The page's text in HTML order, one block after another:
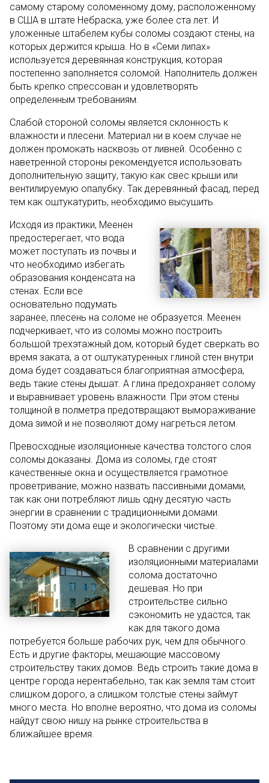
самому старому соломенному дому, расположенному
в США в штате Небраска, уже более ста лет. И
уложенные штабелем кубы соломы создают стены, на
которых держится крыша. Но в «Семи липах»
используется деревянная конструкция, которая
постепенно заполняется соломой. Наполнитель должен
быть крепко спрессован и удовлетворять
определенным требованиям.
Слабой стороной соломы является склонность к
влажности и плесени. Материал ни в коем случае не
должен промокать насквозь от ливней. Особенно с
наветренной стороны рекомендуется использовать
дополнительную защиту, такую как свес крыши или
вентилируемую опалубку. Так деревянный фасад, перед
тем как оштукатурить, необходимо высушить.
Исходя из практики, Меенен
предостерегает, что вода
может поступать из почвы и
что необходимо избегать
образования конденсата на
стенах. Если все
основательно подумать
заранее, плесень на соломе не образуется. Меенен
подчеркивает, что из соломы можно построить
большой трехэтажный дом, который будет сверкать во
время заката, а от оштукатуренных глиной стен внутри
дома будет создаваться благоприятная атмосфера,
ведь такие стены дышат. А глина предохраняет солому
и выравнивает уровень влажности. При этом стены
толщиной в полметра предотвращают вымораживание
дома зимой и не позволяют дому нагреться летом.
Превосходные изоляционные качества толстого слоя
соломы доказаны. Дома из соломы, где стоят
качественные окна и осуществляется грамотное
проветривание, можно назвать пассивными домами,
так как они потребляют лишь одну десятую часть
энергии в сравнении с традиционными домами.
Поэтому эти дома еще и экологически чистые.
В сравнении с другими
изоляционными материалами
солома достаточно
дешевая. Но при
строительстве сильно
сэкономить не удастся, так
как для такого дома
потребуется больше рабочих рук, чем для обычного.
Есть и другие факторы, мешающие массовому
строительству таких домов. Ведь строить такие дома в
центре города нерентабельно, так как земля там стоит
слишком дорого, а слишком толстые стены займут
много места. Но вполне вероятно, что дома из соломы
найдут свою нишу на рынке строительства в
ближайшее время.